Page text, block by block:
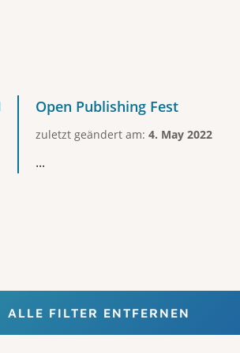
Open Publishing Fest
zuletzt geändert am: 4. May 2022
...
ALLE FILTER ENTFERNEN